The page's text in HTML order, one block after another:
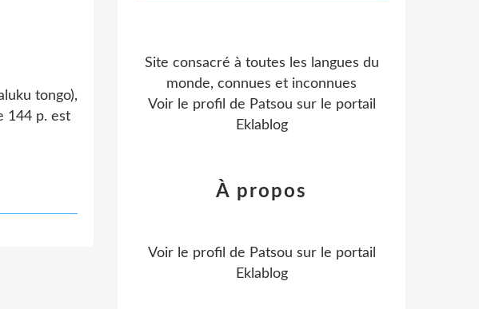
tongo),
144 p. est
Site consacré à toutes les langues du
monde, connues et inconnues
Voir le profil de Patsou sur le portail
Eklablog
À propos
Voir le profil de Patsou sur le portail
Eklablog